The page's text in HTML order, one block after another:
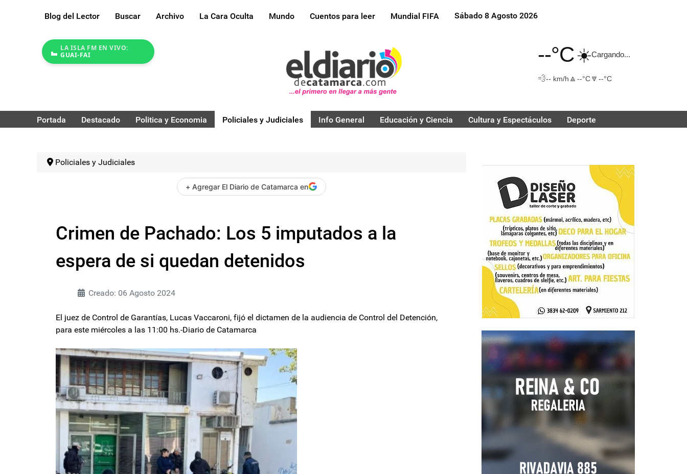
Blog del Lector Buscar Archivo La Cara Oculta Mundo Cuentos para leer Mundial FIFA Sábado 8 Agosto 2026
LA ISLA FM EN VIVO:
GUAI-FAI
--°C☀️Cargando...
💨-- km/h 🔼 --°C🔽 --°C
Portada Destacado Politica y Economia Policiales y Judiciales Info General Educación y Ciencia Cultura y Espectáculos Deporte
Policiales y Judiciales
+ Agregar El Diario de Catamarca en
Crimen de Pachado: Los 5 imputados a la
espera de si quedan detenidos
Creado: 06 Agosto 2024
El juez de Control de Garantías, Lucas Vaccaroni, fijó el dictamen de la audiencia de Control del Detención,
para este miércoles a las 11:00 hs.-Diario de Catamarca